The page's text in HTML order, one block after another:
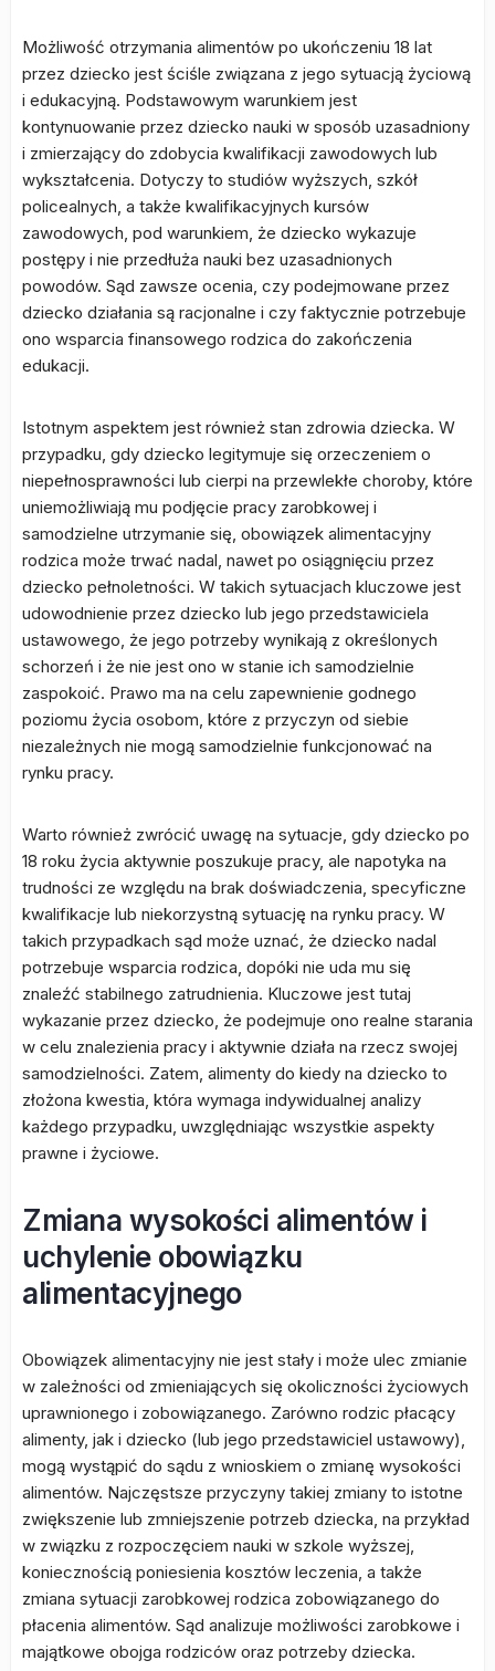
Możliwość otrzymania alimentów po ukończeniu 18 lat
przez dziecko jest ściśle związana z jego sytuacją życiową
i edukacyjną. Podstawowym warunkiem jest
kontynuowanie przez dziecko nauki w sposób uzasadniony
i zmierzający do zdobycia kwalifikacji zawodowych lub
wykształcenia. Dotyczy to studiów wyższych, szkół
policealnych, a także kwalifikacyjnych kursów
zawodowych, pod warunkiem, że dziecko wykazuje
postępy i nie przedłuża nauki bez uzasadnionych
powodów. Sąd zawsze ocenia, czy podejmowane przez
dziecko działania są racjonalne i czy faktycznie potrzebuje
ono wsparcia finansowego rodzica do zakończenia
edukacji.
Istotnym aspektem jest również stan zdrowia dziecka. W
przypadku, gdy dziecko legitymuje się orzeczeniem o
niepełnosprawności lub cierpi na przewlekłe choroby, które
uniemożliwiają mu podjęcie pracy zarobkowej i
samodzielne utrzymanie się, obowiązek alimentacyjny
rodzica może trwać nadal, nawet po osiągnięciu przez
dziecko pełnoletności. W takich sytuacjach kluczowe jest
udowodnienie przez dziecko lub jego przedstawiciela
ustawowego, że jego potrzeby wynikają z określonych
schorzeń i że nie jest ono w stanie ich samodzielnie
zaspokoić. Prawo ma na celu zapewnienie godnego
poziomu życia osobom, które z przyczyn od siebie
niezależnych nie mogą samodzielnie funkcjonować na
rynku pracy.
Warto również zwrócić uwagę na sytuacje, gdy dziecko po
18 roku życia aktywnie poszukuje pracy, ale napotyka na
trudności ze względu na brak doświadczenia, specyficzne
kwalifikacje lub niekorzystną sytuację na rynku pracy. W
takich przypadkach sąd może uznać, że dziecko nadal
potrzebuje wsparcia rodzica, dopóki nie uda mu się
znaleźć stabilnego zatrudnienia. Kluczowe jest tutaj
wykazanie przez dziecko, że podejmuje ono realne starania
w celu znalezienia pracy i aktywnie działa na rzecz swojej
samodzielności. Zatem, alimenty do kiedy na dziecko to
złożona kwestia, która wymaga indywidualnej analizy
każdego przypadku, uwzględniając wszystkie aspekty
prawne i życiowe.
Zmiana wysokości alimentów i
uchylenie obowiązku
alimentacyjnego
Obowiązek alimentacyjny nie jest stały i może ulec zmianie
w zależności od zmieniających się okoliczności życiowych
uprawnionego i zobowiązanego. Zarówno rodzic płacący
alimenty, jak i dziecko (lub jego przedstawiciel ustawowy),
mogą wystąpić do sądu z wnioskiem o zmianę wysokości
alimentów. Najczęstsze przyczyny takiej zmiany to istotne
zwiększenie lub zmniejszenie potrzeb dziecka, na przykład
w związku z rozpoczęciem nauki w szkole wyższej,
koniecznością poniesienia kosztów leczenia, a także
zmiana sytuacji zarobkowej rodzica zobowiązanego do
płacenia alimentów. Sąd analizuje możliwości zarobkowe i
majątkowe obojga rodziców oraz potrzeby dziecka.